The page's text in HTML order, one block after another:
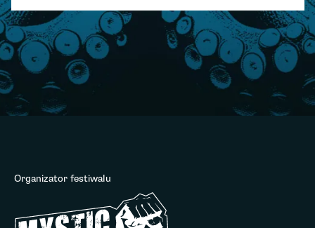
Organizator festiwalu